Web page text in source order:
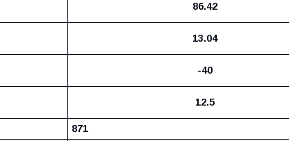
86.42
13.04
-40
12.5
871